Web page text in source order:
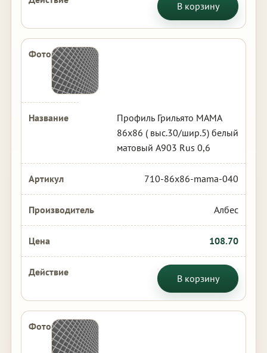
В корзину
Профиль Грильято МАМА
86х86 ( выс.30/шир.5) белый
матовый А903 Rus 0,6
710-86x86-mama-040
Албес
108.70
В корзину